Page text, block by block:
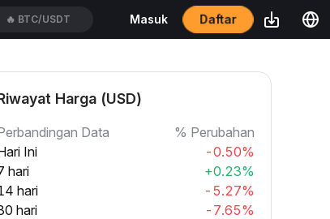
🔥 BTC/USDT Masuk Daftar
Harga (USD)
Data
% Perubahan
Ini
-0.50%
hari
+0.23%
hari
-5.27%
hari
-7.65%